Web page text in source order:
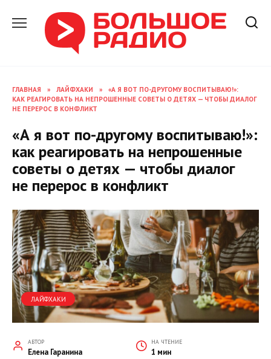
содержанию
ГЛАВНАЯ » ЛАЙФХАКИ »
«А Я ВОТ ПО-ДРУГОМУ ВОСПИТЫВАЮ!»:
КАК РЕАГИРОВАТЬ НА НЕПРОШЕННЫЕ СОВЕТЫ О ДЕТЯХ — ЧТОБЫ ДИАЛОГ
НЕ ПЕРЕРОС В КОНФЛИКТ
«А я вот по-другому воспитываю!»:
как реагировать на непрошенные
советы о детях — чтобы диалог
не перерос в конфликт
ЛАЙФХАКИ
АВТОР
Елена Гаранина
НА ЧТЕНИЕ
1 мин